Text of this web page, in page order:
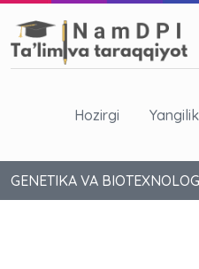
Hozirgi
GENETIKA VA